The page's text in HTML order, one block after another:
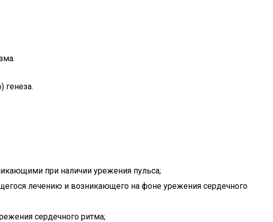
генеза.
при наличии урежения пульса;
лечению и возникающего на фоне урежения сердечного
сердечного ритма;